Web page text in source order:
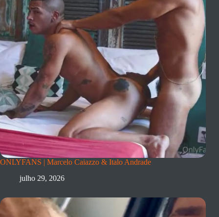
ONLYFANS | Marcelo Caiazzo & Italo Andrade
julho 29, 2026